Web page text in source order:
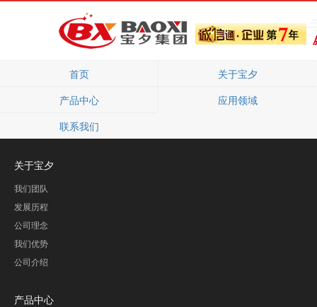
首页
关于宝夕
产品中心
应用领域
联系我们
关于宝夕
我们团队
发展历程
公司理念
我们优势
公司介绍
产品中心